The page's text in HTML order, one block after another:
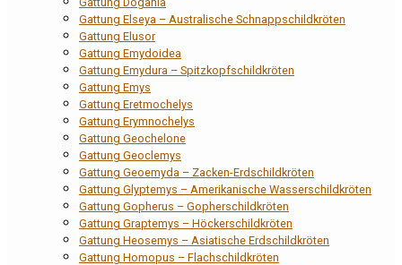
Gattung Elseya – Australische Schnappschildkröten
Gattung Elusor
Gattung Emydoidea
Gattung Emydura – Spitzkopfschildkröten
Gattung Emys
Gattung Eretmochelys
Gattung Erymnochelys
Gattung Geochelone
Gattung Geoclemys
Gattung Geoemyda – Zacken-Erdschildkröten
Gattung Glyptemys – Amerikanische Wasserschildkröten
Gattung Gopherus – Gopherschildkröten
Gattung Graptemys – Höckerschildkröten
Gattung Heosemys – Asiatische Erdschildkröten
Gattung Homopus – Flachschildkröten